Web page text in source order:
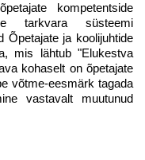
kompetentside
tarkvara süsteemi
Õpetajate ja koolijuhtide
mis lähtub "Elukestva
kohaselt on õpetajate
võtme-eesmärk tagada
vastavalt muutunud